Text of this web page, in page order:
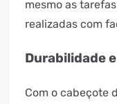
mesmo as
realizadas com
Durabilidade
Com o cabeçote